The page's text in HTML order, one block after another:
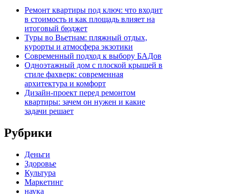
Ремонт квартиры под ключ: что входит
в стоимость и как площадь влияет на
итоговый бюджет
Туры во Вьетнам: пляжный отдых,
курорты и атмосфера экзотики
Современный подход к выбору БАДов
Одноэтажный дом с плоской крышей в
стиле фахверк: современная
архитектура и комфорт
Дизайн-проект перед ремонтом
квартиры: зачем он нужен и какие
задачи решает
Рубрики
Деньги
Здоровье
Культура
Маркетинг
наука